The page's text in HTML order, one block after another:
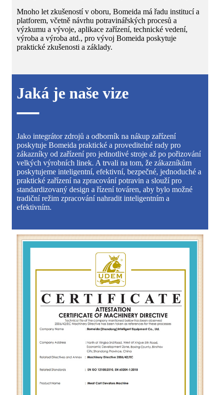
Mnoho let zkušeností v oboru, Bomeida má řadu institucí a
platforem, včetně návrhu potravinářských procesů a
výzkumu a vývoje, aplikace zařízení, technické vedení,
výroba a výroba atd., pro vývoj Bomeida poskytuje
praktické zkušenosti a základy.
Jaká je naše vize
Jako integrátor zdrojů a odborník na nákup zařízení
poskytuje Bomeida praktické a proveditelné rady pro
zákazníky od zařízení pro jednotlivé stroje až po pořizování
velkých výrobních linek. A trvali na tom, že zákazníkům
poskytujeme inteligentní, efektivní, bezpečné, jednoduché a
praktické zařízení na zpracování potravin a slouží pro
standardizovaný design a řízení továren, aby bylo možné
tradiční režim zpracování nahradit inteligentním a
efektivním.